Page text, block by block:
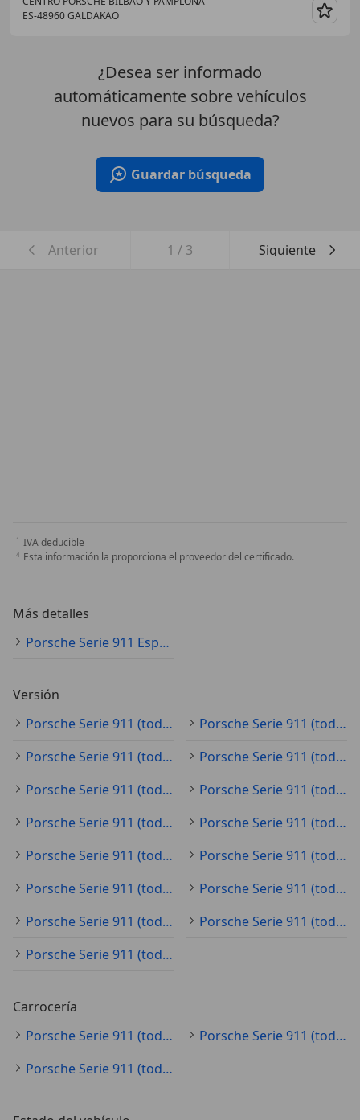
ES-48960 GALDAKAO
¿Desea ser informado
automáticamente sobre vehículos
nuevos para su búsqueda?
Guardar búsqueda
Anterior 1 / 3 Siguiente
IVA deducible
Esta información la proporciona el proveedor del certificado.
Más detalles
Porsche Serie 911 Especificaciones técnicas
Versión
Porsche Serie 911 (todo) 2.7
Porsche Serie 911 (todo) 3.2
Porsche Serie 911 (todo) 4
Porsche Serie 911 (todo) 4.0-rs
Porsche Serie 911 (todo) 4 gts
Porsche Serie 911 (todo) 4 S
Porsche Serie 911 (todo) 4S
Porsche Serie 911 (todo) 4S pdk
Porsche Serie 911 (todo) 50
Porsche Serie 911 (todo) 911-carrera-4s-cabriolet
Porsche Serie 911 (todo) 911-carrera-4s-pdk
Porsche Serie 911 (todo) 911-carrera-cabriolet-pdk
Porsche Serie 911 (todo) 911-carrera-gts-cabriolet
Porsche Serie 911 (todo) 911-carrera-s
Porsche Serie 911 (todo) 911-turbo
Carrocería
Porsche Serie 911 (todo) coupé
Porsche Serie 911 (todo) cabrio
Porsche Serie 911 (todo) coche pequeño